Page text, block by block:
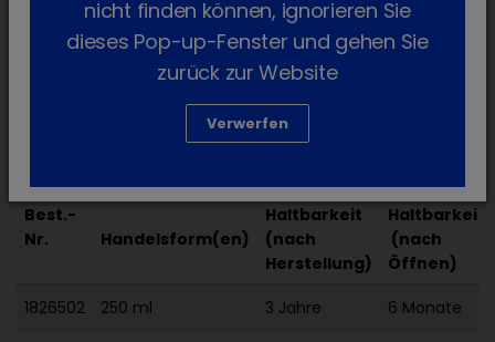
erforderlich
Gebrauchsinformation:
Best.-
Nr.
Handelsform(en)
Haltbarkeit
(nach
Herstellung)
Haltbarkeit
​ (nach
Öffnen)
1826502
250 ml 3 Jahre 6 Monate
nicht finden können, ignorieren Sie
dieses Pop-up-Fenster und gehen Sie
zurück zur Website
Verwerfen